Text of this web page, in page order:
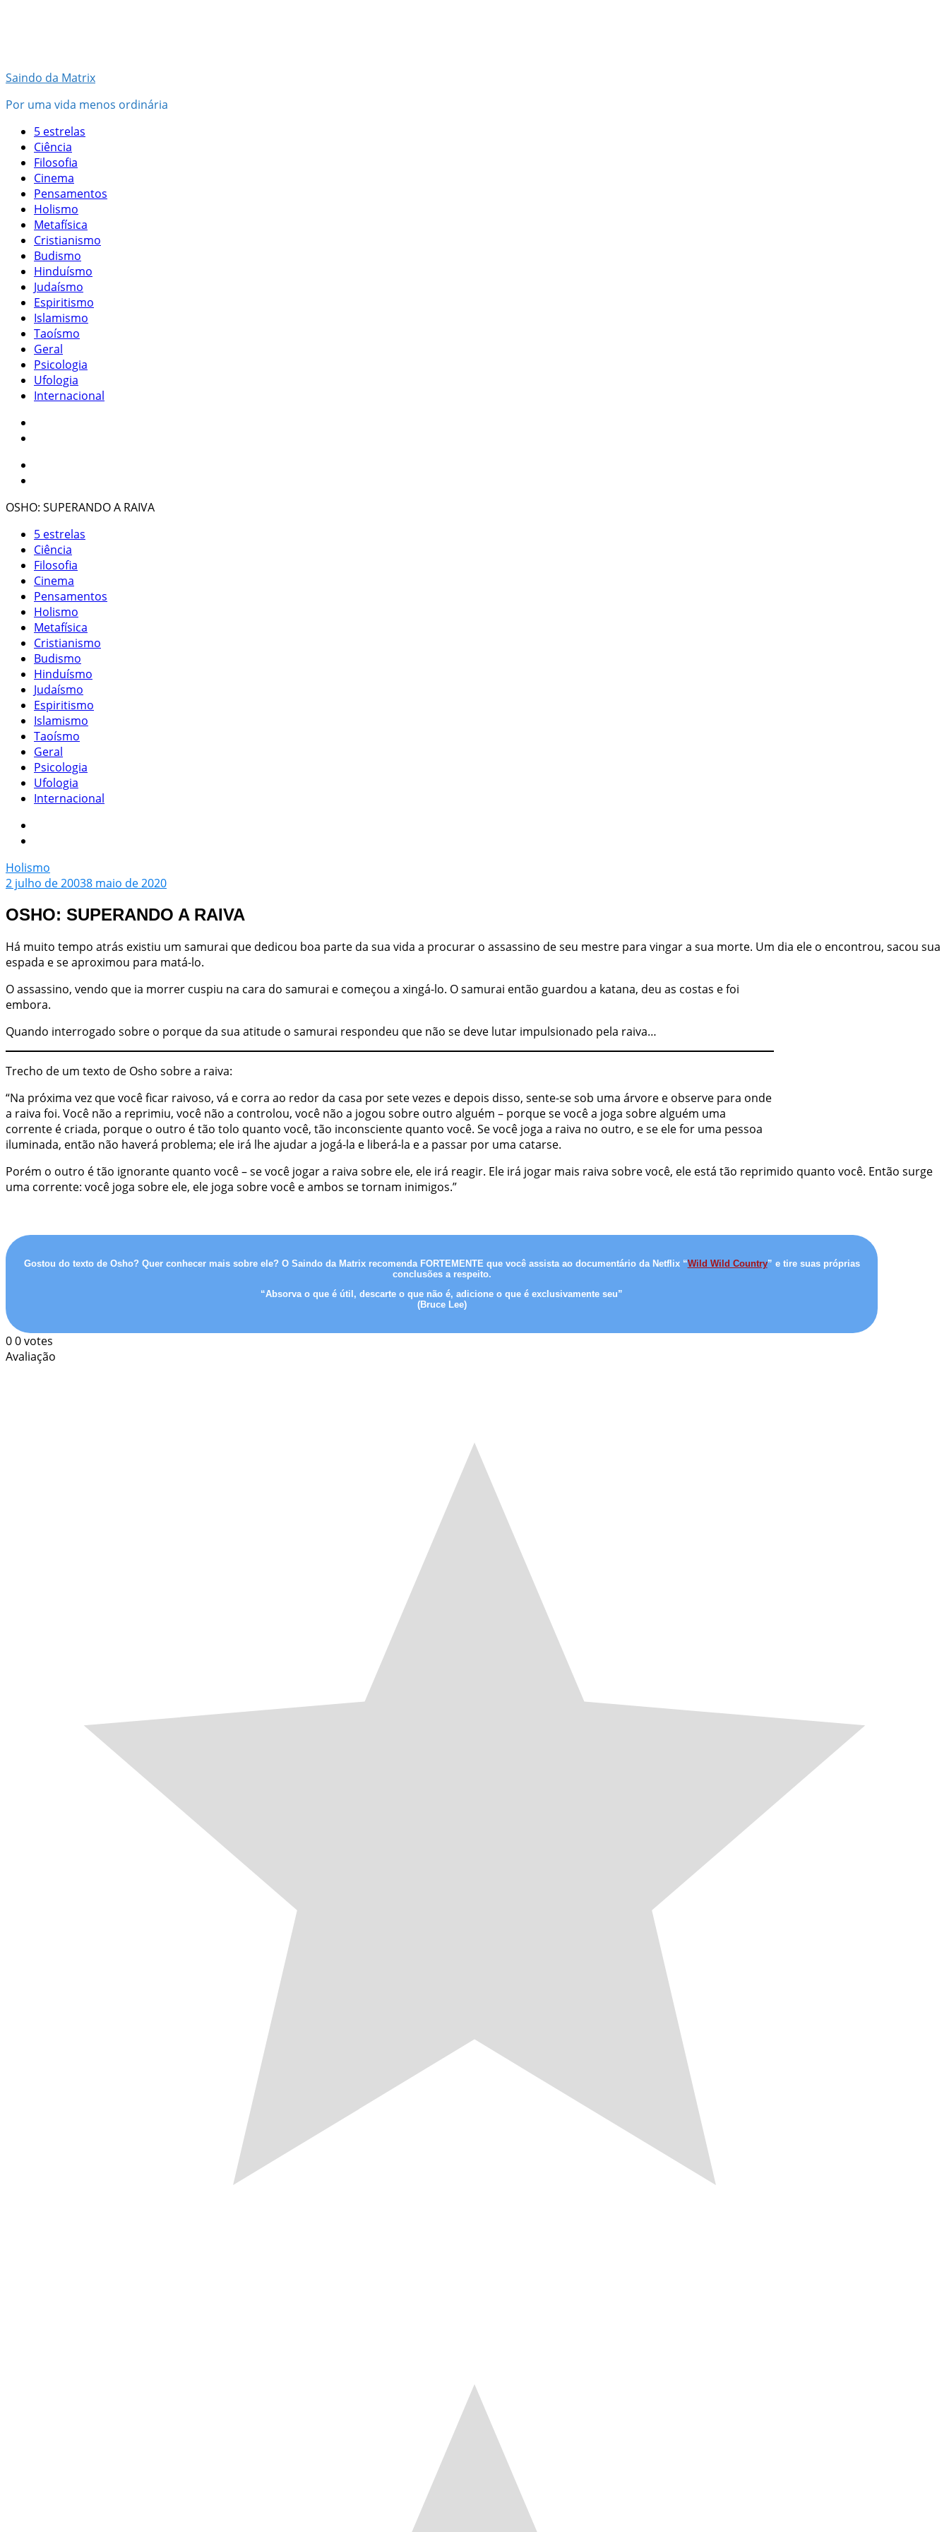
Saindo da Matrix
Por uma vida menos ordinária
5 estrelas
Ciência
Filosofia
Cinema
Pensamentos
Holismo
Metafísica
Cristianismo
Budismo
Hinduísmo
Judaísmo
Espiritismo
Islamismo
Taoísmo
Geral
Psicologia
Ufologia
Internacional
OSHO: SUPERANDO A RAIVA
5 estrelas
Ciência
Filosofia
Cinema
Pensamentos
Holismo
Metafísica
Cristianismo
Budismo
Hinduísmo
Judaísmo
Espiritismo
Islamismo
Taoísmo
Geral
Psicologia
Ufologia
Internacional
Holismo
2 julho de 20038 maio de 2020
OSHO: SUPERANDO A RAIVA
Há muito tempo atrás existiu um samurai que dedicou boa parte da sua vida a procurar o assassino de seu mestre para vingar a sua morte. Um dia ele o encontrou, sacou sua
espada e se aproximou para matá-lo.
O assassino, vendo que ia morrer cuspiu na cara do samurai e começou a xingá-lo. O samurai então guardou a katana, deu as costas e foi
embora.
Quando interrogado sobre o porque da sua atitude o samurai respondeu que não se deve lutar impulsionado pela raiva…
Trecho de um texto de Osho sobre a raiva:
“Na próxima vez que você ficar raivoso, vá e corra ao redor da casa por sete vezes e depois disso, sente-se sob uma árvore e observe para onde
a raiva foi. Você não a reprimiu, você não a controlou, você não a jogou sobre outro alguém – porque se você a joga sobre alguém uma
corrente é criada, porque o outro é tão tolo quanto você, tão inconsciente quanto você. Se você joga a raiva no outro, e se ele for uma pessoa
iluminada, então não haverá problema; ele irá lhe ajudar a jogá-la e liberá-la e a passar por uma catarse.
Porém o outro é tão ignorante quanto você – se você jogar a raiva sobre ele, ele irá reagir. Ele irá jogar mais raiva sobre você, ele está tão reprimido quanto você. Então surge
uma corrente: você joga sobre ele, ele joga sobre você e ambos se tornam inimigos.”
Gostou do texto de Osho? Quer conhecer mais sobre ele? O Saindo da Matrix recomenda FORTEMENTE que você assista ao documentário da Netflix “Wild Wild Country” e tire suas próprias
conclusões a respeito.
“Absorva o que é útil, descarte o que não é, adicione o que é exclusivamente seu”
(Bruce Lee)
00votes
Avaliação